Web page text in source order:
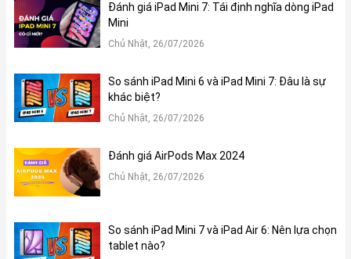
Camera 12MP với nhiều nâng cấp đáng kể
camera có độ phân giải 12MP với khẩu độ được mở rộng lên
thành thành f/1.6 và cảm biến góc rộng khẩu độ f1.8 giúp bắt
Đánh giá iPad Mini 7: Tái định nghĩa dòng iPad
Mini
Chủ Nhật, 26/07/2026
So sánh iPad Mini 6 và iPad Mini 7: Đâu là sự
khác biệt?
Chủ Nhật, 26/07/2026
Đánh giá AirPods Max 2024
Chủ Nhật, 26/07/2026
So sánh iPad Mini 7 và iPad Air 6: Nên lựa chọn
tablet nào?